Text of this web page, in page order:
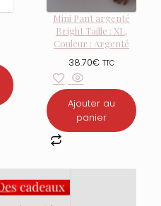
Mini Pant argenté
Bright Taille : XL,
Couleur : Argenté
38.70€ TTC
Ajouter au
panier